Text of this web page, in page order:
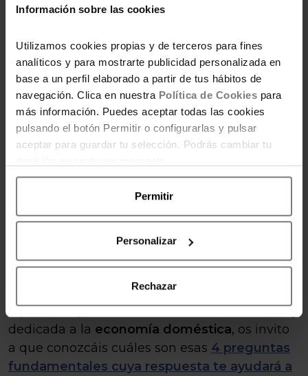
Información sobre las cookies
Utilizamos cookies propias y de terceros para fines
analíticos y para mostrarte publicidad personalizada en
base a un perfil elaborado a partir de tus hábitos de
navegación. Clica en nuestra Política de Cookies para
más información. Puedes aceptar todas las cookies
pulsando el botón Permitir o configurarlas y pulsar
aceptar para guardar tu selección. Podrás cambiar tu
Permitir
Personalizar
Rechazar
de este método, que es muy efectiva y que te
explico en este vídeo del canal Ahorradoras.
Clica en la imagen para acceder al vídeo.
Y para completar aún más esta entrada de hoy
dedicada a la economía doméstica, os invito
a que conozcáis cuáles son esas 4 preguntas
fundamentales cuya respuesta te ayudará a